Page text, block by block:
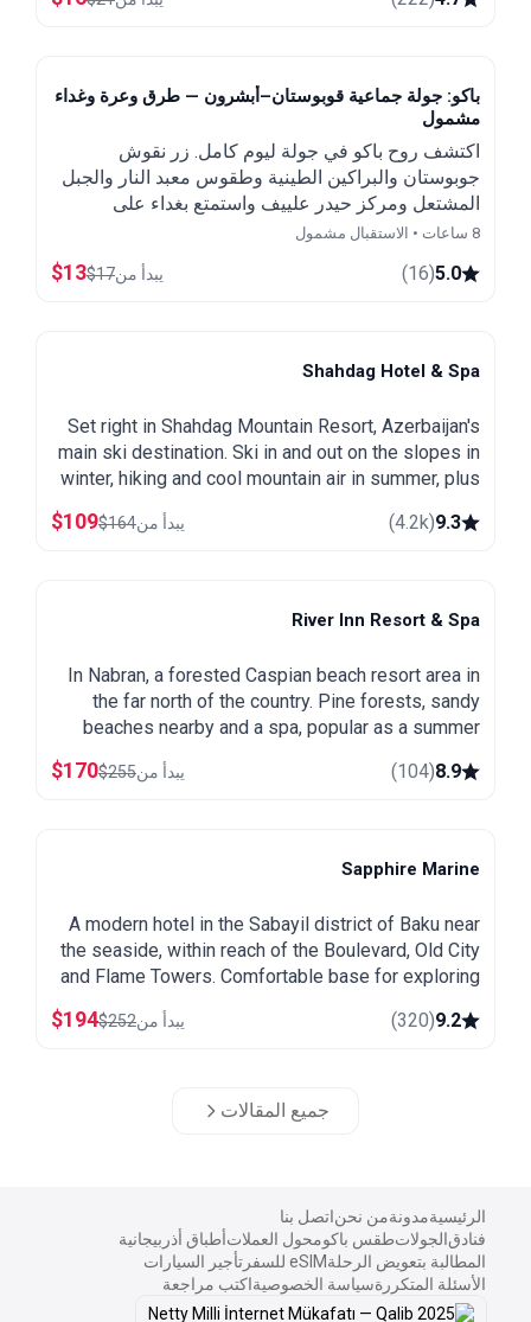
باكو: جولة جماعية قوبوستان–أبشرون — طرق وعرة وغداء
مشمول
اكتشف روح باكو في جولة ليوم كامل. زر نقوش
جوبوستان والبراكين الطينية وطقوس معبد النار والجبل
المشتعل ومركز حيدر علييف واستمتع بغداء على
الطريقة المحلية.
8 ساعات • الاستقبال مشمول
5.0
(
16
) يبدأ من $17
$13
Shahdag Hotel & Spa
Set right in Shahdag Mountain Resort, Azerbaijan's
main ski destination. Ski in and out on the slopes in
winter, hiking and cool mountain air in summer, plus
9.3
(
4.2k
) يبدأ من $164
$109
River Inn Resort & Spa
In Nabran, a forested Caspian beach resort area in
the far north of the country. Pine forests, sandy
beaches nearby and a spa, popular as a summer
8.9
(
104
) يبدأ من $255
$170
Sapphire Marine
A modern hotel in the Sabayil district of Baku near
the seaside, within reach of the Boulevard, Old City
and Flame Towers. Comfortable base for exploring
9.2
(
320
) يبدأ من $252
$194
جميع المقالات
الرئيسيةمدونةمن نحناتصل بنا
فنادقالجولاتطقس باكومحول العملاتأطباق أذربيجانية
المطالبة بتعويض الرحلةeSIM للسفر
تأجير السيارات
الأسئلة المتكررةسياسة الخصوصيةاكتب مراجعة